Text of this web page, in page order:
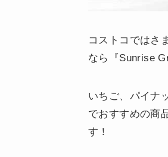
コストコではさ
なら『Sunrise
いちご、パイナ
でおすすめの商
す！